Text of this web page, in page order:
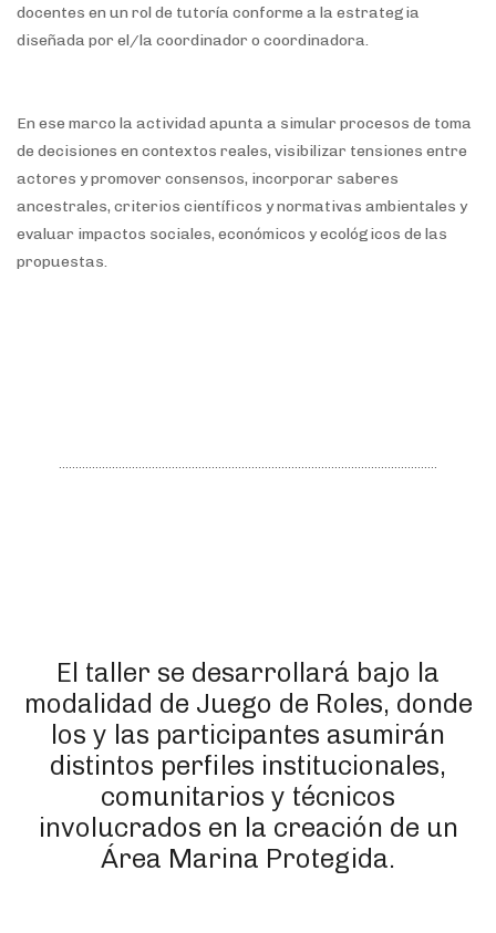
docentes en un rol de tutoría conforme a la estrategia
diseñada por el/la coordinador o coordinadora.
En ese marco la actividad apunta a simular procesos de toma
de decisiones en contextos reales, visibilizar tensiones entre
actores y promover consensos, incorporar saberes
ancestrales, criterios científicos y normativas ambientales y
evaluar impactos sociales, económicos y ecológicos de las
propuestas.
El taller se desarrollará bajo la
modalidad de Juego de Roles, donde
los y las participantes asumirán
distintos perfiles institucionales,
comunitarios y técnicos
involucrados en la creación de un
Área Marina Protegida.